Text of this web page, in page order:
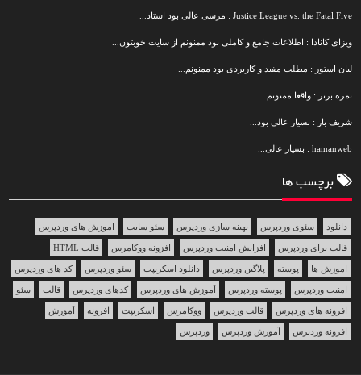
Justice League vs. the Fatal Five : مرسی عالی بود استاد...
ویزای کانادا : اطلاعات جامع و کاملی بود ممنونم از سایت خوبتون...
لیان استور : مطلب مفید و کاربردی بود ممنونم...
نمره برتر : واقعا ممنونم...
شریف بار : بسیار عالی بود...
hamanweb : بسیار عالی...
برچسب ها
دانلود سئوی وردپرس بهینه سازی وردپرس سئو سایت اموزش های وردپرس
قالب برای وردپرس افزایش امنیت وردپرس افزونه ووکامرس قالب HTML
اموزش ها پوسته پلاگین وردپرس دانلود اسکریپت سئو وردپرس کد های وردپرس
امنیت وردپرس پوسته وردپرس آموزش های وردپرس کدهای وردپرس قالب سئو
افزونه های وردپرس قالب وردپرس ووکامرس اسکریپت افزونه آموزش
افزونه وردپرس آموزش وردپرس وردپرس